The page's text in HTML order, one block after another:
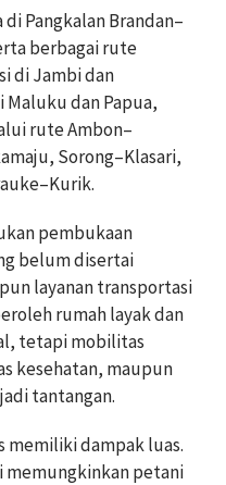
Pangkalan Brandan–
berbagai rute
di Jambi dan
Maluku dan Papua,
rute Ambon–
Sorong–Klasari,
pembukaan
belum disertai
layanan transportasi
rumah layak dan
tetapi mobilitas
kesehatan, maupun
tantangan.
memiliki dampak luas.
memungkinkan petani